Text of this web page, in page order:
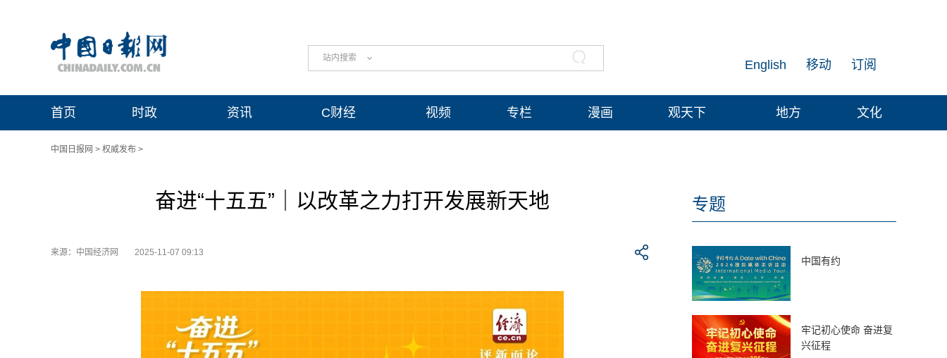
站内搜索 订阅
移动
English
首页 时政 资讯 C财经 视频 专栏 漫画 观天下 地方 文化
中国日报网 > 权威发布 >
奋进“十五五”｜以改革之力打开发展新天地
来源：中国经济网 2025-11-07 09:13
专题
中国有约
牢记初心使命 奋进复
兴征程